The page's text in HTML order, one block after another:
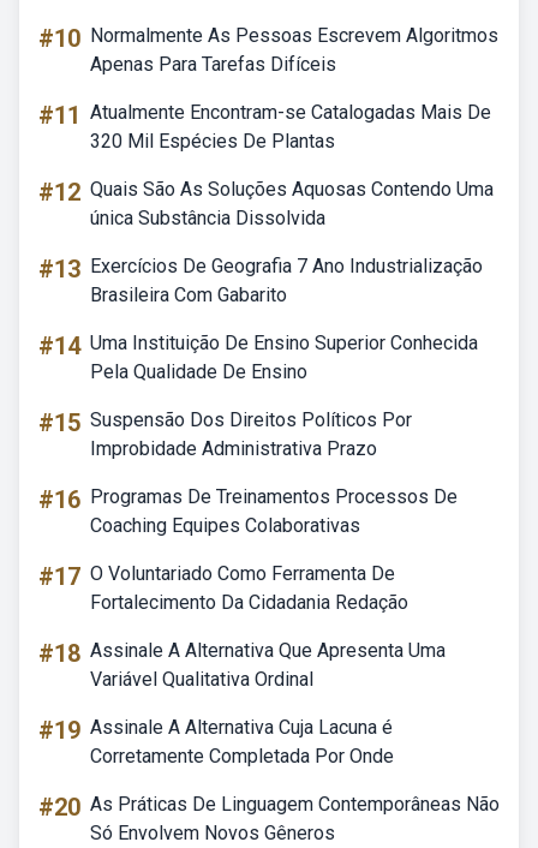
#10 Normalmente As Pessoas Escrevem Algoritmos
Apenas Para Tarefas Difíceis
#11 Atualmente Encontram-se Catalogadas Mais De
320 Mil Espécies De Plantas
#12 Quais São As Soluções Aquosas Contendo Uma
única Substância Dissolvida
#13 Exercícios De Geografia 7 Ano Industrialização
Brasileira Com Gabarito
#14 Uma Instituição De Ensino Superior Conhecida
Pela Qualidade De Ensino
#15 Suspensão Dos Direitos Políticos Por
Improbidade Administrativa Prazo
#16 Programas De Treinamentos Processos De
Coaching Equipes Colaborativas
#17 O Voluntariado Como Ferramenta De
Fortalecimento Da Cidadania Redação
#18 Assinale A Alternativa Que Apresenta Uma
Variável Qualitativa Ordinal
#19 Assinale A Alternativa Cuja Lacuna é
Corretamente Completada Por Onde
#20 As Práticas De Linguagem Contemporâneas Não
Só Envolvem Novos Gêneros